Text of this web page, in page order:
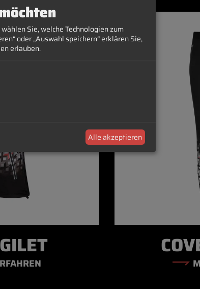
Sie, welche Technologien zum
oder „Auswahl speichern“ erklären Sie,
erlauben.
Alle akzeptieren